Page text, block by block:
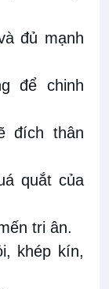
đủ mạnh
để chinh
đích thân
quắt của
tri ân.
khép kín,